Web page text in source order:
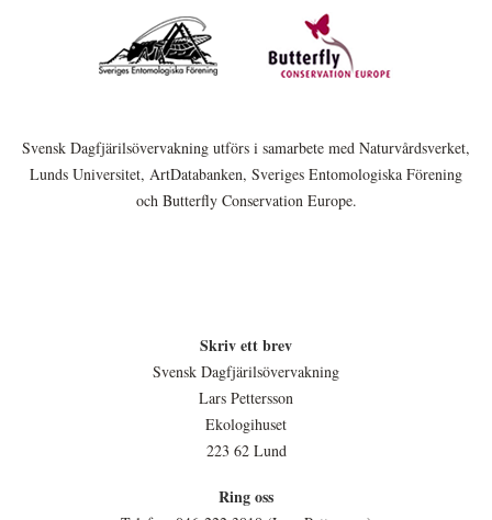
Svensk Dagfjärilsövervakning utförs i samarbete med Naturvårdsverket,
Lunds Universitet, ArtDatabanken, Sveriges Entomologiska Förening
och Butterfly Conservation Europe.
Skriv ett brev
Svensk Dagfjärilsövervakning
Lars Pettersson
Ekologihuset
223 62 Lund
Ring oss